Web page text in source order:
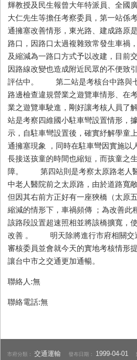
輝教授及民生報曾大年特派員、全國
大仁先生等擔任考察委員，第一站係
通擁塞改善情形，東光路、建成路原
路口，因路口太過複雜致常發生車禍
及縮減為一路口方式予以改建，目前
因路線改變也造成附近民眾的不便致
評估中。 第二站是考核台中路與
路邊檢查違規營業之遊覽車情形、在
業之遊覽車駛進，剛好讓考核人員了
站是考察四維國小駐車彎設置情形，
示，自駐車彎設置後，確實紓解學童
通擁塞現象 ，同時在駐車彎因實施以
長接送孩童的時間也縮短，而孩童之
障。 第四站則是考察太原路老人
中老人醫院前之太原路，由於道路寬
但因其右前方正好有一座狹橋（太原
縮減的情形下，車禍頻傳 ；為改善此
該路段設置超速照相並將該橋擴寬，
改善 。 明天除將進行市府相關交
審核委員並會就今天的實地考核情形
讓台中市之交通更加通暢。
聯絡人:無
聯絡電話:無
市府分類：交通運輸 發布日期： 1999-04-01